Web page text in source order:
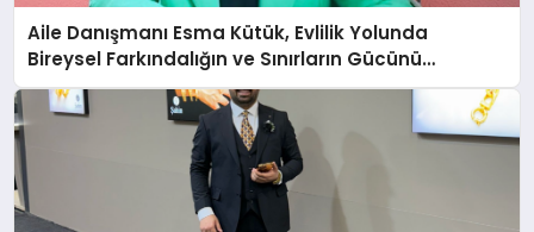
Aile Danışmanı Esma Kütük, Evlilik Yolunda
Bireysel Farkındalığın ve Sınırların Gücünü
Anlatıyor